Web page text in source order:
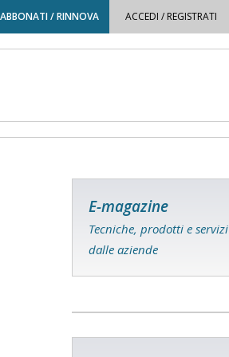
ABBONATI / RINNOVA ACCEDI / REGISTRATI
E-magazine
Tecniche, prodotti e servizi
dalle aziende